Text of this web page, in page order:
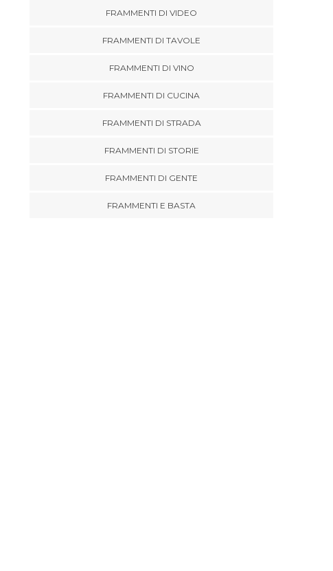
FRAMMENTI DI VIDEO
FRAMMENTI DI TAVOLE
FRAMMENTI DI VINO
FRAMMENTI DI CUCINA
FRAMMENTI DI STRADA
FRAMMENTI DI STORIE
FRAMMENTI DI GENTE
FRAMMENTI E BASTA